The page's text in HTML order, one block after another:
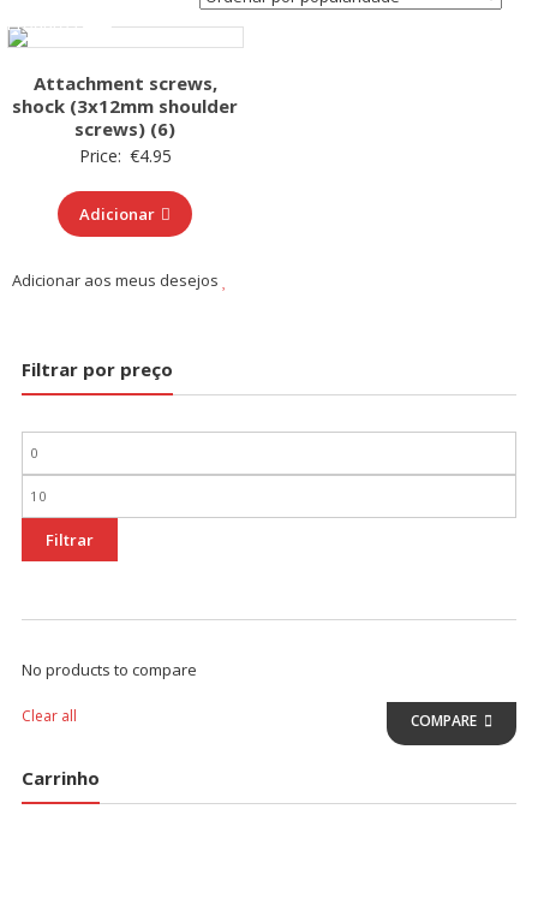
Produtos
Attachment screws,
shock (3x12mm shoulder
screws) (6)
Price: €4.95
Adicionar
Adicionar aos meus desejos
Filtrar por preço
Preço
mínimo
Preço
máximo
Filtrar
No products to compare
Clear all COMPARE
Carrinho